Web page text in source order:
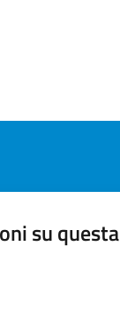
su questa